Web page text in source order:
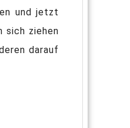
und jetzt
sich ziehen
darauf